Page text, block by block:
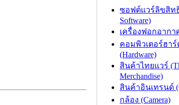
ซอฟต์แวร์ลิขสิทธิ์
Software)
เครื่องฟอกอากา
คอมพิวเตอร์ฮาร์
(Hardware)
สินค้าไทยแวร์
Merchandise)
สินค้าอินเทรนด์
กล้อง (Camera)